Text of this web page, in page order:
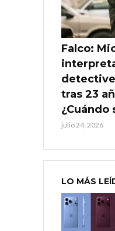
Falco:
tras 23
¿Cuándo
julio 24, 2026
LO MÁS